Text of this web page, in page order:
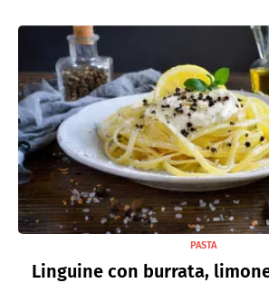
PASTA
Linguine con burrata,